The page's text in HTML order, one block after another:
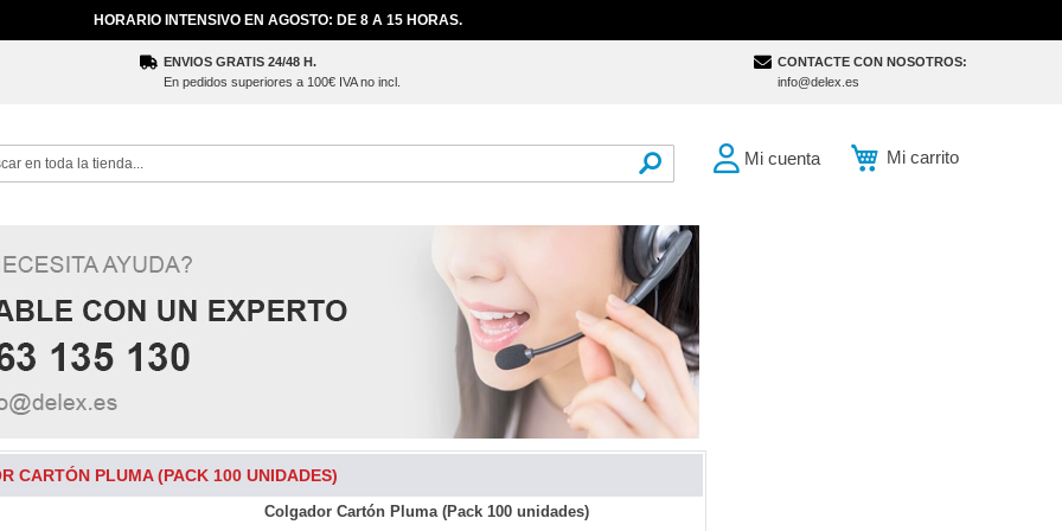
HORARIO INTENSIVO EN AGOSTO: DE 8 A 15 HORAS.
ENVIOS GRATIS 24/48 H.
En pedidos superiores a 100€ IVA no incl.
CONTACTE CON NOSOTROS:
info@delex.es
Mi carrito
Mi cuenta
CARTÓN PLUMA (PACK 100 UNIDADES)
Colgador Cartón Pluma (Pack 100 unidades)